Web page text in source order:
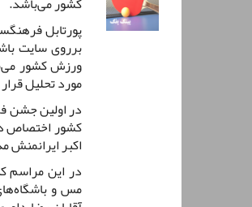
پورتابل
برروی سایت
ورزش کشور
مورد تحلیل
در اولین جشن
کشور اختصاص
اکبر ایرانمنش
در این مراسم
مس و